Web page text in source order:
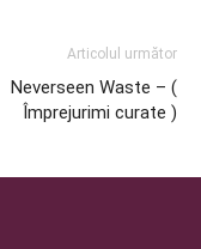
Articolul următor
Neverseen Waste – (
Împrejurimi curate )